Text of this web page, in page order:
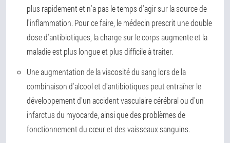
plus rapidement et n'a pas le temps d'agir sur la source de
l'inflammation. Pour ce faire, le médecin prescrit une double
dose d'antibiotiques, la charge sur le corps augmente et la
maladie est plus longue et plus difficile à traiter.
Une augmentation de la viscosité du sang lors de la
combinaison d'alcool et d'antibiotiques peut entraîner le
développement d'un accident vasculaire cérébral ou d'un
infarctus du myocarde, ainsi que des problèmes de
fonctionnement du cœur et des vaisseaux sanguins.